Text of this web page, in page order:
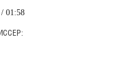
01:58